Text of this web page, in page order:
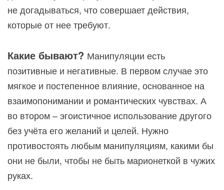
не догадываться, что совершает действия,
которые от нее требуют.
Какие бывают? Манипуляции есть
позитивные и негативные. В первом случае это
мягкое и постепенное влияние, основанное на
взаимопонимании и романтических чувствах. А
во втором – эгоистичное использование другого
без учёта его желаний и целей. Нужно
противостоять любым манипуляциям, какими бы
они не были, чтобы не быть марионеткой в чужих
руках.